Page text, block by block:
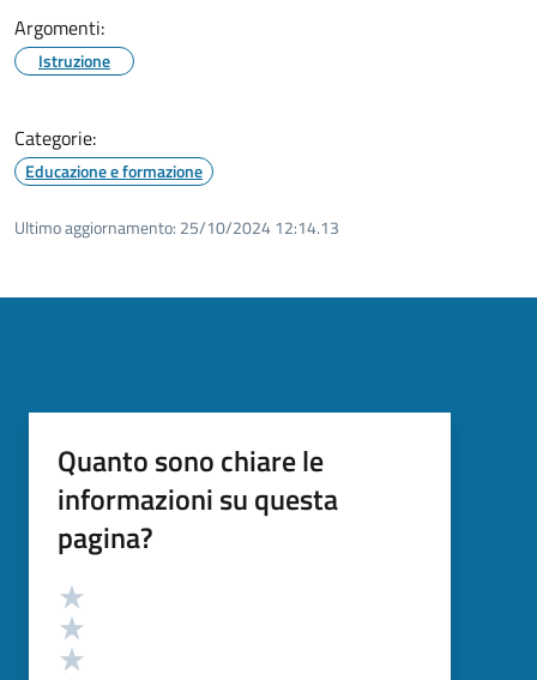
Argomenti:
Istruzione
Categorie:
Educazione e formazione
Ultimo aggiornamento: 25/10/2024 12:14.13
Quanto sono chiare le
informazioni su questa
pagina?
Valutazione